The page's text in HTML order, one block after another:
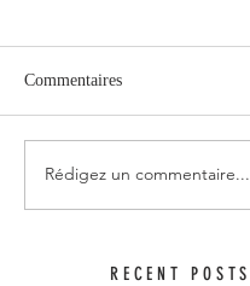
Commentaires
Rédigez un commentaire...
RECENT POSTS